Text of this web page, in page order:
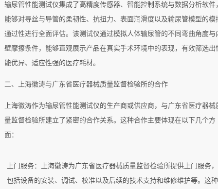
输尿管性能测试仪集成了高精度传感器、智能控制系统与数据分析软件
能够对导丝与导管的柔韧性、抗扭力、表面润滑度以及输尿管模型的模
通过性进行全面评估。该测试仪通过模拟人体输尿管的不同弯曲角度与
壁摩擦条件，能够直观展示产品在真实手术环境中的表现，有效筛选出
能优异、适应性强的医疗耗材。
二、上海徽涛与广东省医疗器械质量监督检验所的合作
上海徽涛作为输尿管性能测试仪的生产商或供应商，与广东省医疗器械
量监督检验所建立了紧密的合作关系。这种合作主要体现在以下几个方
面：
上门服务：上海徽涛为广东省医疗器械质量监督检验所提供上门服务，
包括设备的安装、调试、校准以及后续的技术支持和维修维护等。这种